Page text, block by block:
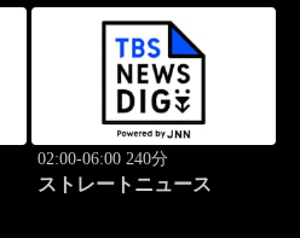
02:00-06:00 240分
ストレートニュース